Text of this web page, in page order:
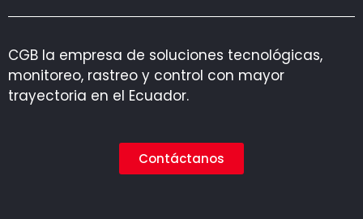
CGB la empresa de soluciones tecnológicas,
monitoreo, rastreo y control con mayor
trayectoria en el Ecuador.
Contáctanos